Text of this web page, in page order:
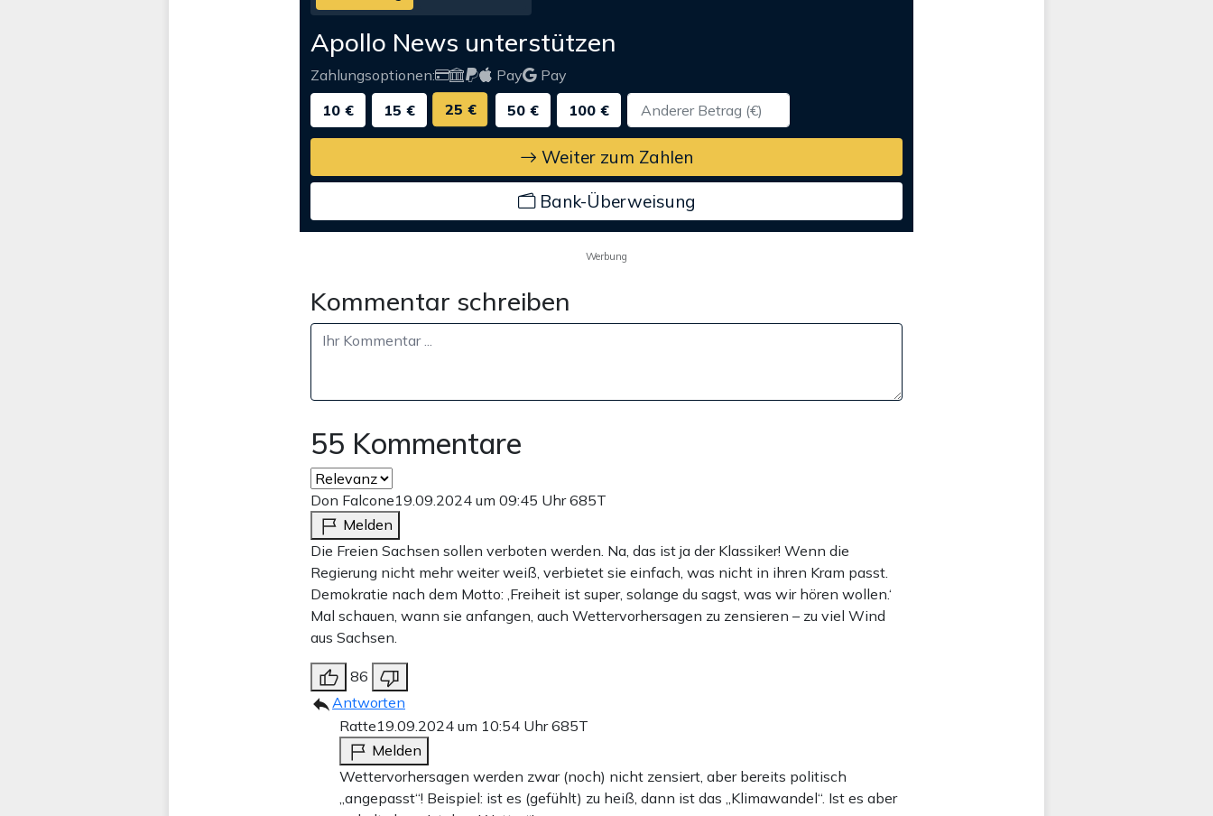
Apollo News unterstützen
Zahlungsoptionen: Pay
Pay
10 €
15 € 25 € 50 € 100 €
Weiter zum Zahlen
Bank-Überweisung
Werbung
Kommentar schreiben
55 Kommentare
Don Falcone19.09.2024 um 09:45 Uhr685T
Melden
Die Freien Sachsen sollen verboten werden. Na, das ist ja der Klassiker! Wenn die
Regierung nicht mehr weiter weiß, verbietet sie einfach, was nicht in ihren Kram passt.
Demokratie nach dem Motto: ‚Freiheit ist super, solange du sagst, was wir hören wollen.‘
Mal schauen, wann sie anfangen, auch Wettervorhersagen zu zensieren – zu viel Wind
aus Sachsen.
86
Antworten
Ratte19.09.2024 um 10:54 Uhr685T
Melden
Wettervorhersagen werden zwar (noch) nicht zensiert, aber bereits politisch
„angepasst“! Beispiel: ist es (gefühlt) zu heiß, dann ist das „Klimawandel“. Ist es aber